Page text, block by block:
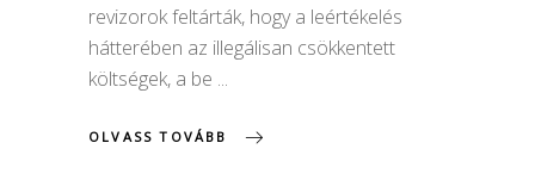
revizorok feltárták, hogy a leértékelés
hátterében az illegálisan csökkentett
költségek, a be
OLVASS TOVÁBB